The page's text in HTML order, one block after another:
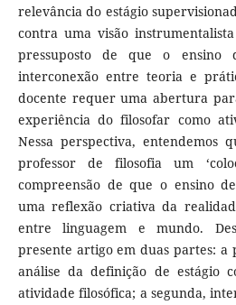
relevância do estágio
contra uma visão
pressuposto de que o ensino
interconexão entre teoria e
docente requer uma abertura
experiência do filosofar como
Nessa perspectiva, entendemos
professor de filosofia um
compreensão de que o ensino
uma reflexão criativa da
entre linguagem e mundo.
presente artigo em duas partes:
análise da definição de estágio
atividade filosófica; a segunda,